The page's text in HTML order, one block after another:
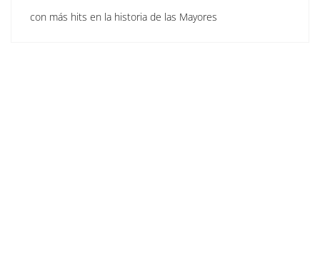
con más hits en la historia de las Mayores